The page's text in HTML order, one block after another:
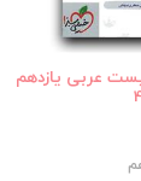
عربی یازدهم